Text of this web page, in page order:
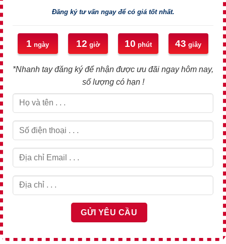
Đăng ký tư vấn ngay để có giá tốt nhất.
1 ngày 12 giờ 10 phút 43 giây
*Nhanh tay đăng ký để nhận được ưu đãi ngay hôm nay,
số lượng có hạn !